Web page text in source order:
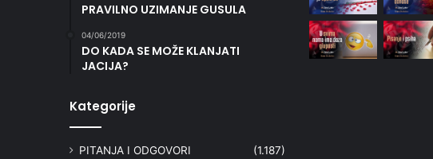
PRAVILNO UZIMANJE GUSULA
04/06/2019
DO KADA SE MOŽE KLANJATI
JACIJA?
Kategorije
PITANJA I ODGOVORI (1.187)